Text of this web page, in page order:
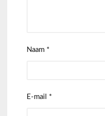
Naam *
E-mail *